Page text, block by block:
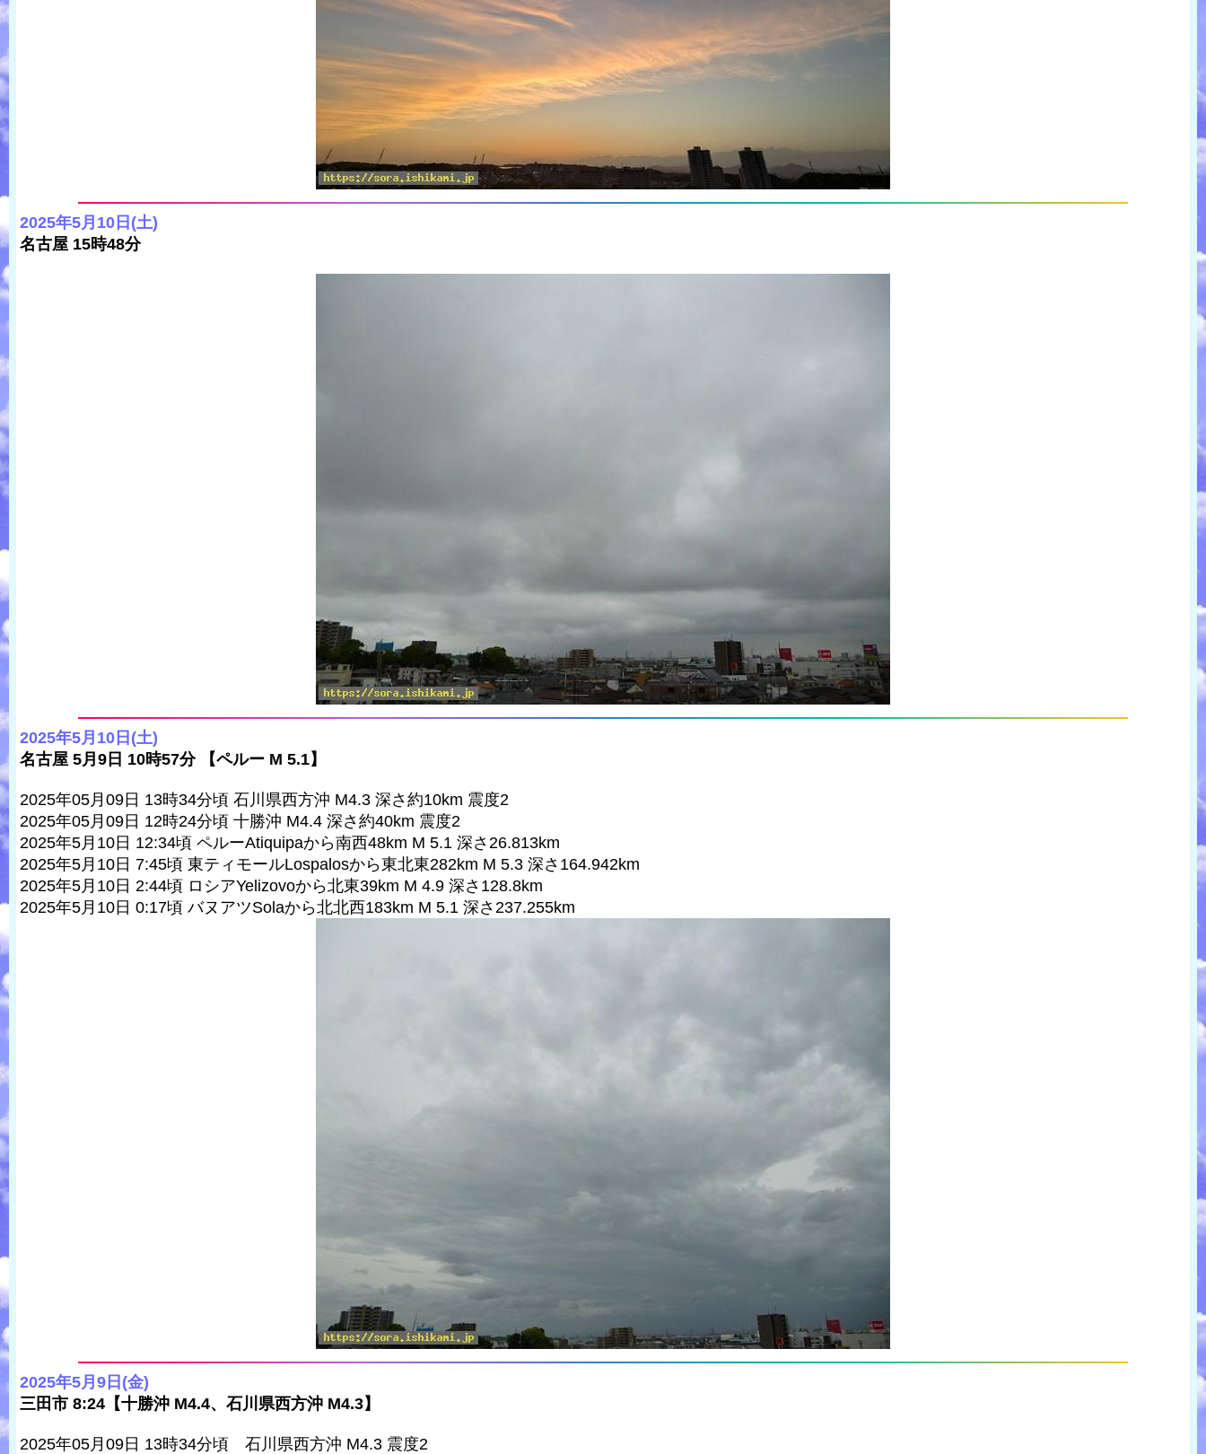
2025年5月10日(土)
名古屋 15時48分
2025年5月10日(土)
名古屋 5月9日 10時57分 【ペルー M 5.1】
2025年05月09日 13時34分頃 石川県西方沖 M4.3 深さ約10km 震度2
2025年05月09日 12時24分頃 十勝沖 M4.4 深さ約40km 震度2
2025年5月10日 12:34頃 ペルーAtiquipaから南西48km M 5.1 深さ26.813km
2025年5月10日 7:45頃 東ティモールLospalosから東北東282km M 5.3 深さ164.942km
2025年5月10日 2:44頃 ロシアYelizovoから北東39km M 4.9 深さ128.8km
2025年5月10日 0:17頃 バヌアツSolaから北北西183km M 5.1 深さ237.255km
2025年5月9日(金)
三田市 8:24【十勝沖 M4.4、石川県西方沖 M4.3】
2025年05月09日 13時34分頃 石川県西方沖 M4.3 震度2